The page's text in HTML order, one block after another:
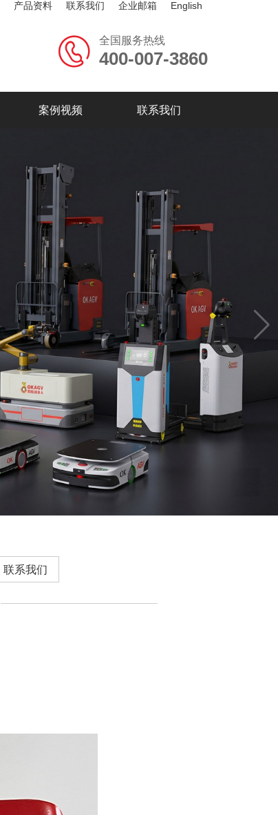
产品资料 联系我们 企业邮箱 English
全国服务热线
400-007-3860
案例视频 联系我们
联系我们